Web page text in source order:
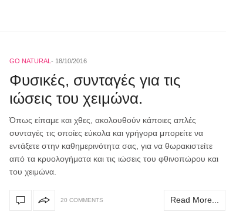
GO NATURAL 18/10/2016
Φυσικές, συνταγές για τις
ιώσεις του χειμώνα.
Όπως είπαμε και χθες, ακολουθούν κάποιες απλές
συνταγές τις οποίες εύκολα και γρήγορα μπορείτε να
εντάξετε στην καθημερινότητα σας, για να θωρακιστείτε
από τα κρυολογήματα και τις ιώσεις του φθινοπώρου και
του χειμώνα.
20 COMMENTS Read More...